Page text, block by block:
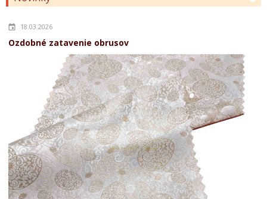
18.03.2026
Ozdobné zatavenie obrusov